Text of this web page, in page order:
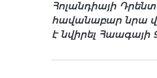
Հոլանդիայի
հավանաբար նրա
է նվիրել Հաագայի